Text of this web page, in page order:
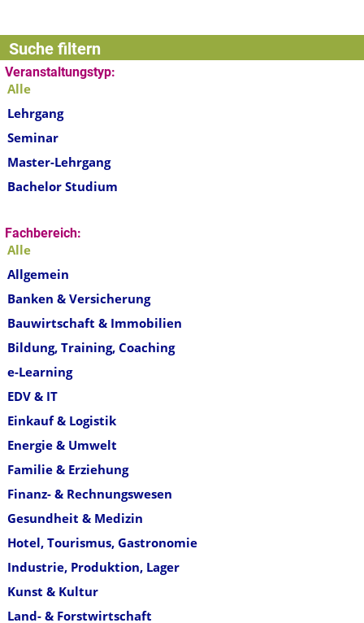
Suche filtern
Veranstaltungstyp:
Alle
Lehrgang
Seminar
Master-Lehrgang
Bachelor Studium
Fachbereich:
Alle
Allgemein
Banken & Versicherung
Bauwirtschaft & Immobilien
Bildung, Training, Coaching
e-Learning
EDV & IT
Einkauf & Logistik
Energie & Umwelt
Familie & Erziehung
Finanz- & Rechnungswesen
Gesundheit & Medizin
Hotel, Tourismus, Gastronomie
Industrie, Produktion, Lager
Kunst & Kultur
Land- & Forstwirtschaft